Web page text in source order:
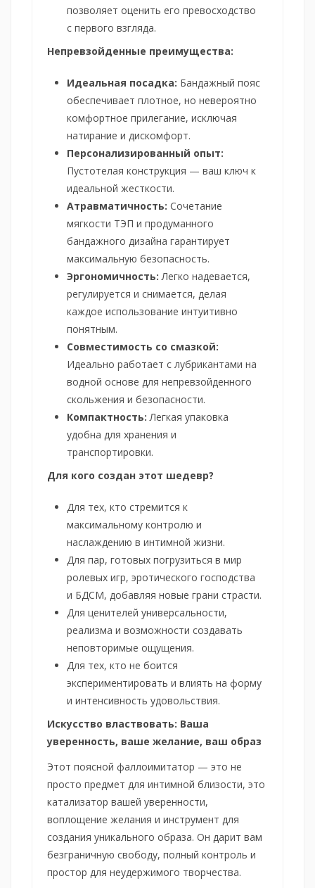
позволяет оценить его превосходство
с первого взгляда.
Непревзойденные преимущества:
Идеальная посадка: Бандажный пояс
обеспечивает плотное, но невероятно
комфортное прилегание, исключая
натирание и дискомфорт.
Персонализированный опыт:
Пустотелая конструкция — ваш ключ к
идеальной жесткости.
Атравматичность: Сочетание
мягкости ТЭП и продуманного
бандажного дизайна гарантирует
максимальную безопасность.
Эргономичность: Легко надевается,
регулируется и снимается, делая
каждое использование интуитивно
понятным.
Совместимость со смазкой:
Идеально работает с лубрикантами на
водной основе для непревзойденного
скольжения и безопасности.
Компактность: Легкая упаковка
удобна для хранения и
транспортировки.
Для кого создан этот шедевр?
Для тех, кто стремится к
максимальному контролю и
наслаждению в интимной жизни.
Для пар, готовых погрузиться в мир
ролевых игр, эротического господства
и БДСМ, добавляя новые грани страсти.
Для ценителей универсальности,
реализма и возможности создавать
неповторимые ощущения.
Для тех, кто не боится
экспериментировать и влиять на форму
и интенсивность удовольствия.
Искусство властвовать: Ваша
уверенность, ваше желание, ваш образ
Этот поясной фаллоимитатор — это не
просто предмет для интимной близости, это
катализатор вашей уверенности,
воплощение желания и инструмент для
создания уникального образа. Он дарит вам
безграничную свободу, полный контроль и
простор для неудержимого творчества.